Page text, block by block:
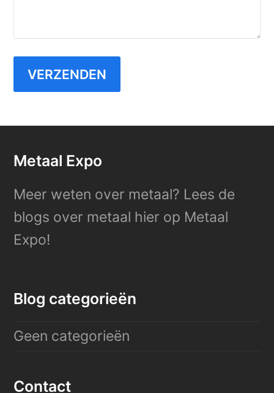
Metaal Expo
Meer weten over metaal? Lees de
blogs over metaal hier op Metaal
Expo!
Blog categorieën
Geen categorieën
Contact